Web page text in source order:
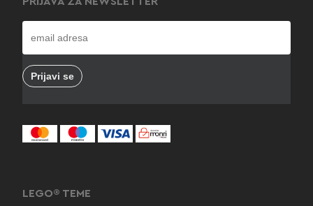
LEGO® TEME